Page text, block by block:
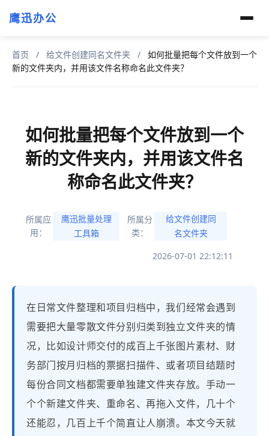
鹰迅办公
首页 / 给文件创建同名文件夹 /
如何批量把每个文件放到一个
新的文件夹内，并用该文件名称命名此文件夹？
如何批量把每个文件放到一个
新的文件夹内，并用该文件名
称命名此文件夹？
所属应
用：
鹰迅批量处理
工具箱
所属分
类：
给文件创建同
名文件夹
2026-07-01 22:12:11
在日常文件整理和项目归档中，我们经常会遇到
需要把大量零散文件分别归类到独立文件夹的情
况，比如设计师交付的成百上千张图片素材、财
务部门按月归档的票据扫描件、或者项目结题时
每份合同文档都需要单独建文件夹存放。手动一
个个新建文件夹、重命名、再拖入文件，几十个
还能忍，几百上千个简直让人崩溃。本文今天就